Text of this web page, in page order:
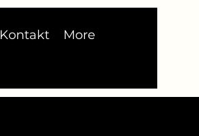
Kontakt More